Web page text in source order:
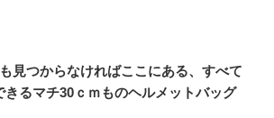
見つからなければここにある、すべて
きるマチ30ｃｍものヘルメットバッグ